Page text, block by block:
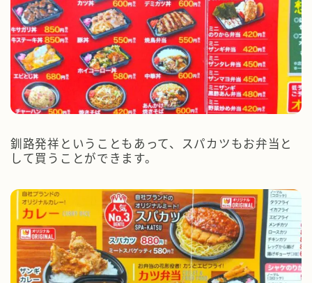
釧路発祥ということもあって、スパカツもお弁当と
して買うことができます。